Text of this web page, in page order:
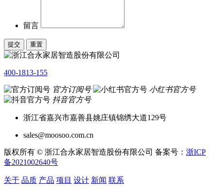
留言
400-1813-155
官方订阅号
小红书官方号
抖音官方号
浙江省嘉兴市嘉善县姚庄镇锦绣大道129号
sales@moosoo.com.cn
版权所有 © 浙江合永家居智造股份有限公司 备案号： 浙ICP
备2021002640号
关于 品质 产品 项目 设计 新闻 联系